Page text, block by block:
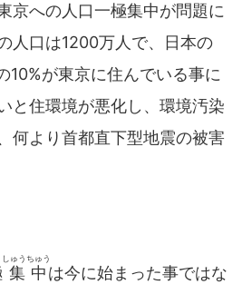
京への人口一極集中が問題に
人口は1200万人で、日本の
10%が東京に住んでいる事に
と住環境が悪化し、環境汚染
何より首都直下型地震の被害
集中
ゅうちゅう
は今に始まった事ではな